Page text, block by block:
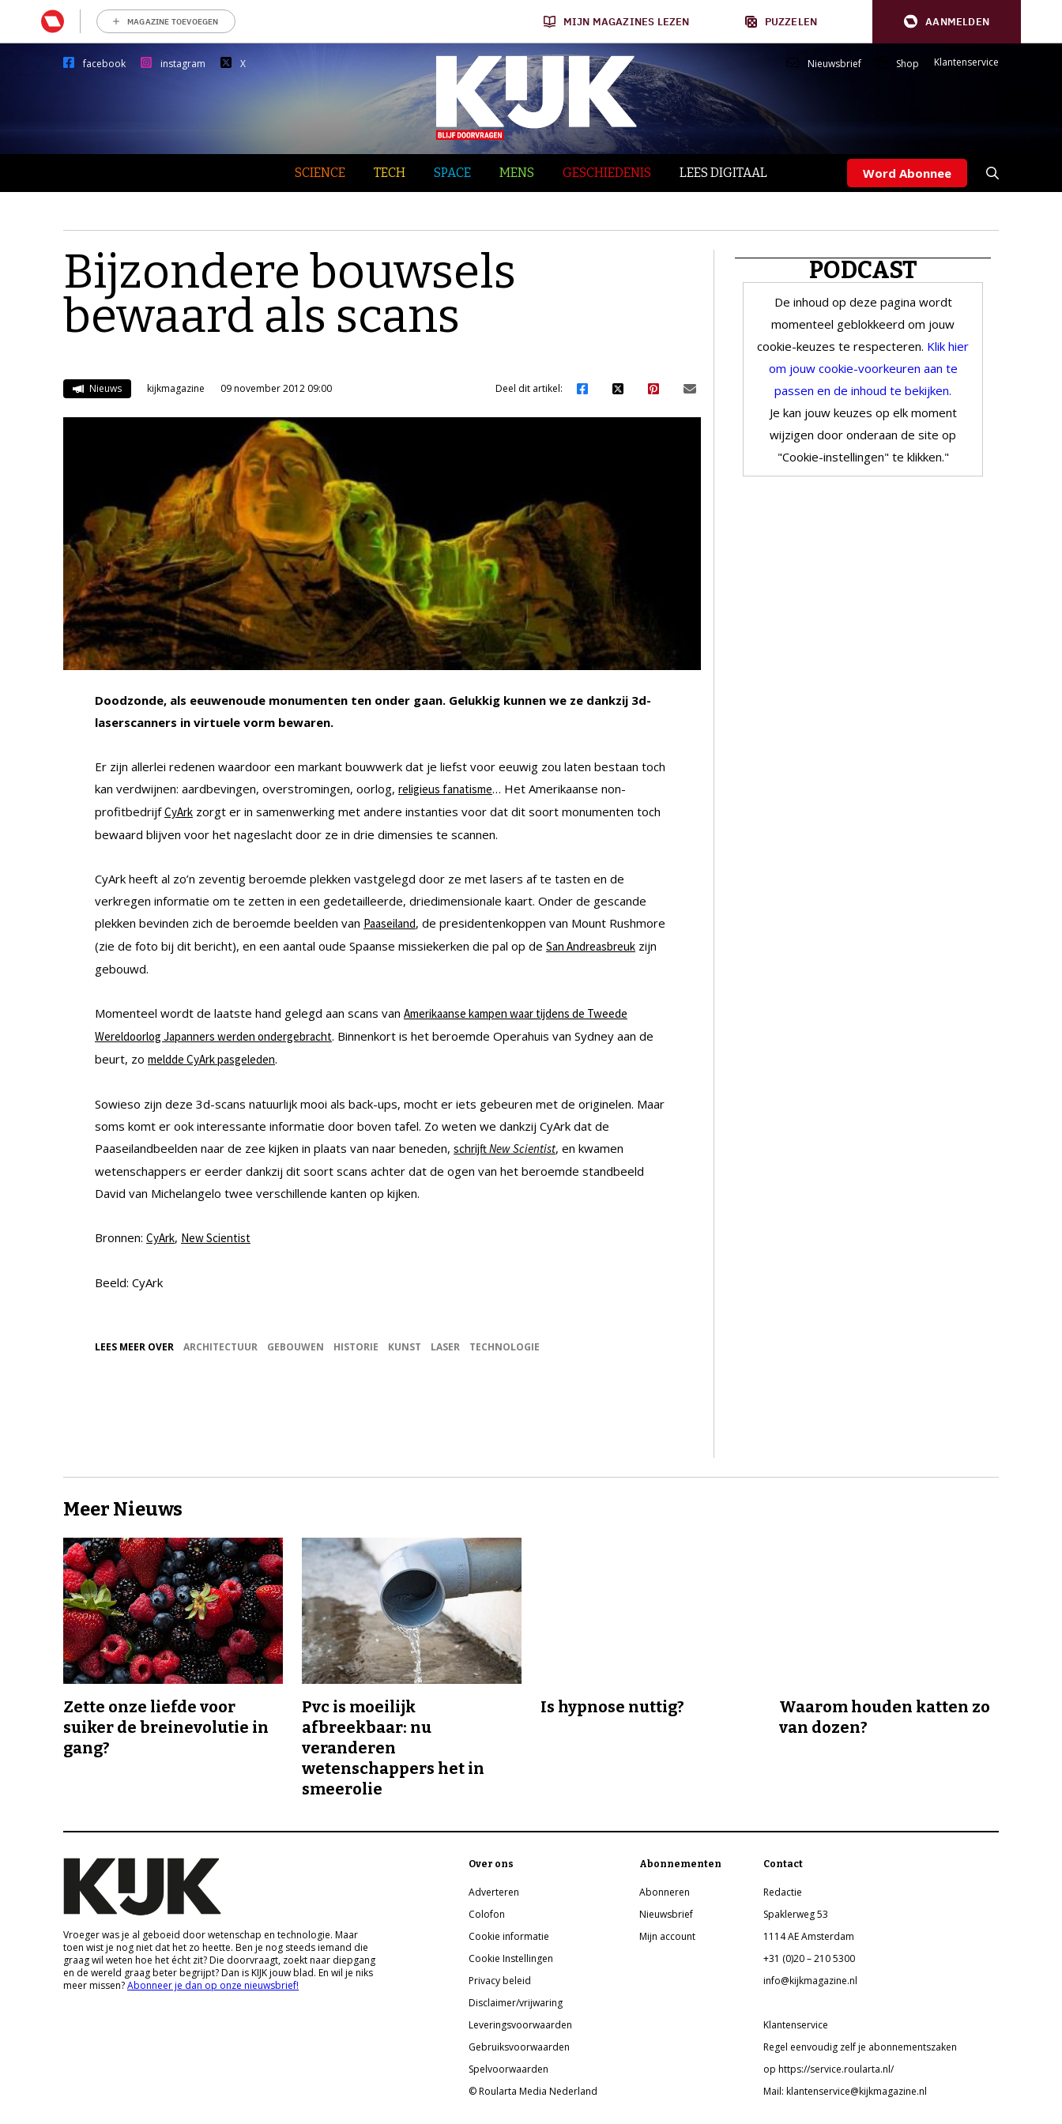
MAGAZINE TOEVOEGEN MIJN MAGAZINES LEZEN PUZZELEN AANMELDEN
facebook instagram X Nieuwsbrief Shop Klantenservice
SCIENCE TECH SPACE MENS GESCHIEDENIS LEES DIGITAAL Word Abonnee
Bijzondere bouwsels
bewaard als scans
Nieuws kijkmagazine 09 november 2012 09:00 Deel dit artikel:
Doodzonde, als eeuwenoude monumenten ten onder gaan. Gelukkig kunnen we ze dankzij 3d-
laserscanners in virtuele vorm bewaren.
Er zijn allerlei redenen waardoor een markant bouwwerk dat je liefst voor eeuwig zou laten bestaan toch
kan verdwijnen: aardbevingen, overstromingen, oorlog, religieus fanatisme… Het Amerikaanse non-
profitbedrijfCyArk zorgt er in samenwerking met andere instanties voor dat dit soort monumenten toch
bewaard blijven voor het nageslacht door ze in drie dimensies te scannen.
CyArk heeft al zo’n zeventig beroemde plekken vastgelegd door ze met lasers af te tasten en de
verkregen informatie om te zetten in een gedetailleerde, driedimensionale kaart. Onder de gescande
plekken bevinden zich de beroemde beelden van Paaseiland, de presidentenkoppen van Mount Rushmore
(zie de foto bij dit bericht), en een aantal oude Spaanse missiekerken die pal op de San Andreasbreuk zijn
gebouwd.
Momenteel wordt de laatste hand gelegd aan scans van Amerikaanse kampen waar tijdens de Tweede
Wereldoorlog Japanners werden ondergebracht. Binnenkort is het beroemde Operahuis van Sydney aan de
beurt, zo meldde CyArk pasgeleden.
Sowieso zijn deze 3d-scans natuurlijk mooi als back-ups, mocht er iets gebeuren met de originelen. Maar
soms komt er ook interessante informatie door boven tafel. Zo weten we dankzij CyArk dat de
Paaseilandbeelden naar de zee kijken in plaats van naar beneden, schrijftNew Scientist, en kwamen
wetenschappers er eerder dankzij dit soort scans achter dat de ogen van het beroemde standbeeld
David van Michelangelo twee verschillende kanten op kijken.
Bronnen: CyArk, New Scientist
Beeld: CyArk
LEES MEER OVER ARCHITECTUUR GEBOUWEN HISTORIE KUNST LASER TECHNOLOGIE
PODCAST
De inhoud op deze pagina wordt
momenteel geblokkeerd om jouw
cookie-keuzes te respecteren. Klik hier
om jouw cookie-voorkeuren aan te
passen en de inhoud te bekijken.
Je kan jouw keuzes op elk moment
wijzigen door onderaan de site op
"Cookie-instellingen" te klikken."
Meer Nieuws
Zette onze liefde voor
suiker de breinevolutie in
gang?
Pvc is moeilijk
afbreekbaar: nu
veranderen
wetenschappers het in
smeerolie
Is hypnose nuttig?
Waarom houden katten zo
van dozen?
Vroeger was je al geboeid door wetenschap en technologie. Maar
toen wist je nog niet dat het zo heette. Ben je nog steeds iemand die
graag wil weten hoe het écht zit? Die doorvraagt, zoekt naar diepgang
en de wereld graag beter begrijpt? Dan is KIJK jouw blad. En wil je niks
meer missen?Abonneer je dan op onze nieuwsbrief!
Over ons
Adverteren
Colofon
Cookie informatie
Cookie Instellingen
Privacy beleid
Disclaimer/vrijwaring
Leveringsvoorwaarden
Gebruiksvoorwaarden
Spelvoorwaarden
© Roularta Media Nederland
Abonnementen
Abonneren
Nieuwsbrief
Mijn account
Contact
Redactie
Spaklerweg 53
1114 AE Amsterdam
+31 (0)20 – 210 5300
info@kijkmagazine.nl
Klantenservice
Regel eenvoudig zelf je abonnementszaken
op https://service.roularta.nl/
Mail: klantenservice@kijkmagazine.nl